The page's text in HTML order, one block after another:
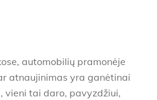
automobilių pramonėje
atnaujinimas yra ganėtinai
vieni tai daro, pavyzdžiui,